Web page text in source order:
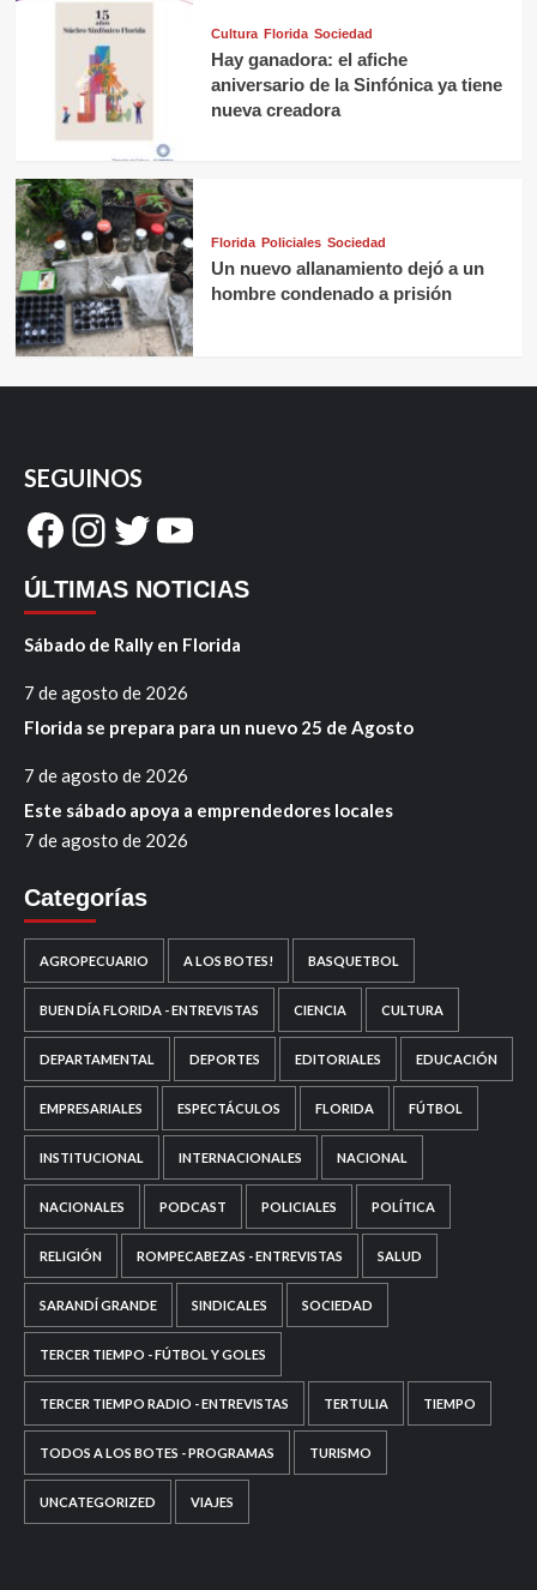
Cultura Florida Sociedad
Hay ganadora: el afiche
aniversario de la Sinfónica ya tiene
nueva creadora
Florida Policiales Sociedad
Un nuevo allanamiento dejó a un
hombre condenado a prisión
SEGUINOS
Facebook
Instagram
Twitter
YouTube
ÚLTIMAS NOTICIAS
Sábado de Rally en Florida
7 de agosto de 2026
Florida se prepara para un nuevo 25 de Agosto
7 de agosto de 2026
Este sábado apoya a emprendedores locales
7 de agosto de 2026
Categorías
AGROPECUARIO A LOS BOTES! BASQUETBOL
BUEN DÍA FLORIDA - ENTREVISTAS CIENCIA CULTURA
DEPARTAMENTAL DEPORTES EDITORIALES EDUCACIÓN
EMPRESARIALES ESPECTÁCULOS FLORIDA FÚTBOL
INSTITUCIONAL INTERNACIONALES NACIONAL
NACIONALES PODCAST POLICIALES POLÍTICA
RELIGIÓN ROMPECABEZAS - ENTREVISTAS SALUD
SARANDÍ GRANDE SINDICALES SOCIEDAD
TERCER TIEMPO - FÚTBOL Y GOLES
TERCER TIEMPO RADIO - ENTREVISTAS TERTULIA TIEMPO
TODOS A LOS BOTES - PROGRAMAS TURISMO
UNCATEGORIZED VIAJES